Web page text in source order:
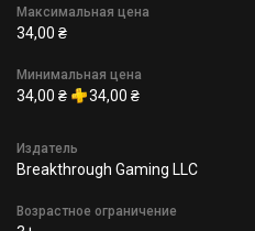
Максимальная цена
34,00 ₴
Минимальная цена
34,00 ₴ 34,00 ₴
Издатель
Breakthrough Gaming LLC
Возрастное ограничение